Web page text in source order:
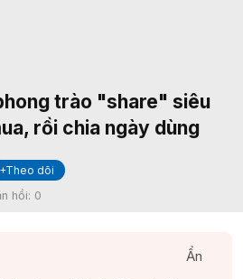
trào "share" siêu
rồi chia ngày dùng
+Theo dõi
hồi: 0
Ẩn